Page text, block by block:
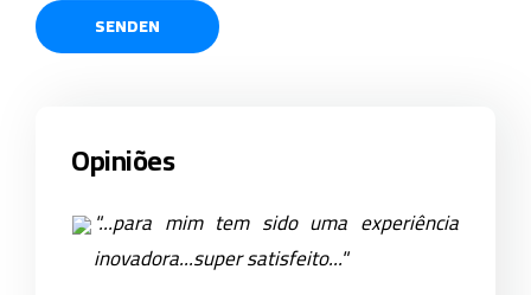
SENDEN
Opiniões
"...para mim tem sido uma experiência
inovadora...super satisfeito..."